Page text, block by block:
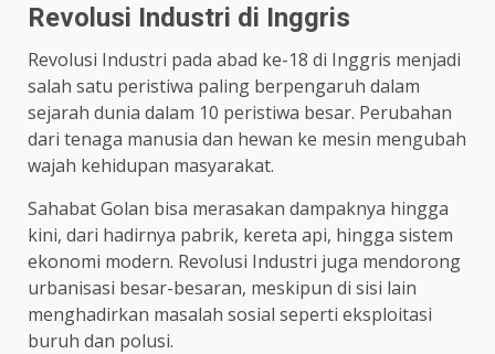
Revolusi Industri di Inggris
Revolusi Industri pada abad ke-18 di Inggris menjadi
salah satu peristiwa paling berpengaruh dalam
sejarah dunia dalam 10 peristiwa besar. Perubahan
dari tenaga manusia dan hewan ke mesin mengubah
wajah kehidupan masyarakat.
Sahabat Golan bisa merasakan dampaknya hingga
kini, dari hadirnya pabrik, kereta api, hingga sistem
ekonomi modern. Revolusi Industri juga mendorong
urbanisasi besar-besaran, meskipun di sisi lain
menghadirkan masalah sosial seperti eksploitasi
buruh dan polusi.